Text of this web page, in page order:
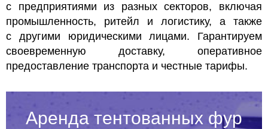
с предприятиями из разных секторов, включая
промышленность, ритейл и логистику, а также
с другими юридическими лицами. Гарантируем
своевременную доставку, оперативное
предоставление транспорта и честные тарифы.
Аренда тентованных фур